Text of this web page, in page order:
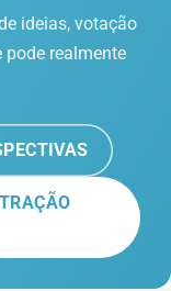
ideias, votação
pode realmente